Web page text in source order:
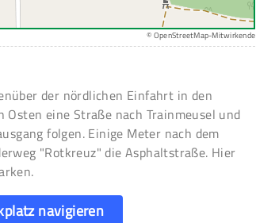
© OpenStreetMap-Mitwirkende
der nördlichen Einfahrt in den
eine Straße nach Trainmeusel und
folgen. Einige Meter nach dem
"Rotkreuz" die Asphaltstraße. Hier
navigieren